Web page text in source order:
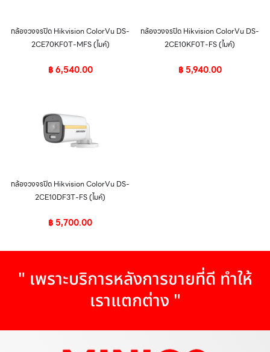
กล้องวงจรปิด Hikvision ColorVu DS-
2CE70KF0T-MFS (ไมค์)
฿6,540.00
กล้องวงจรปิด Hikvision ColorVu DS-
2CE10KF0T-FS (ไมค์)
฿5,940.00
กล้องวงจรปิด Hikvision ColorVu DS-
2CE10DF3T-FS (ไมค์)
฿5,700.00
" เพราะบริการหลังการขายที่ดี ทำให้
เราแตกต่าง "